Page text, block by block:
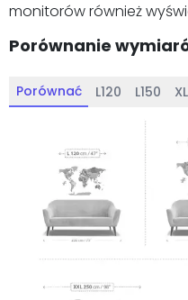
monitorów również
Porównanie
Porównać L120 L150 XL